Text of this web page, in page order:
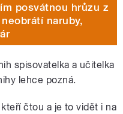
posvátnou hrůzu z
naruby,
spisovatelka a učitelka
lehce pozná.
čtou a je to vidět i na